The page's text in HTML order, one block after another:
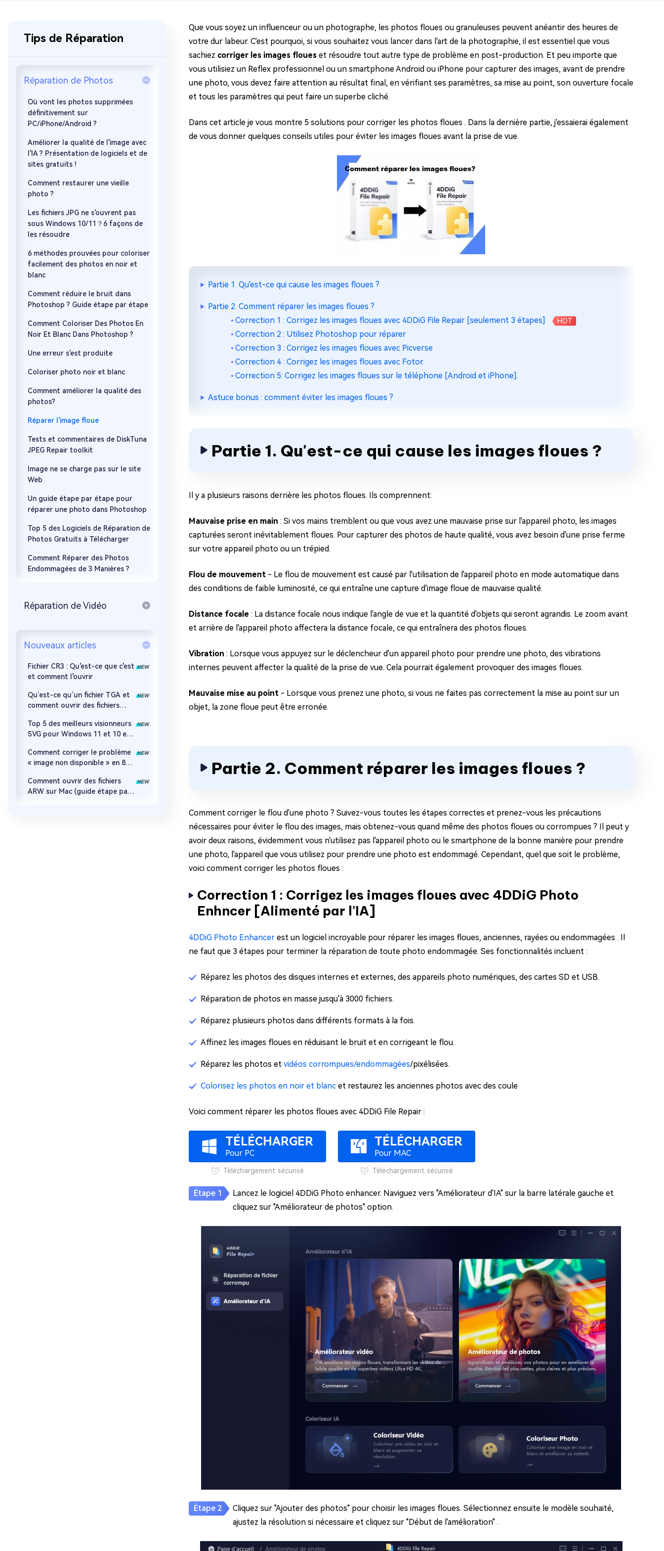
corrompus
Réparer les problèmes Mac
gratuitement
Tips de Réparation
Réparation de Photos
Où vont les photos supprimées
définitivement sur
PC/iPhone/Android ?
Améliorer la qualité de l'image avec
l'IA ? Présentation de logiciels et de
sites gratuits !
Comment restaurer une vieille
photo ?
Les fichiers JPG ne s'ouvrent pas
sous Windows 10/11？6 façons de
les résoudre
6 méthodes prouvées pour coloriser
facilement des photos en noir et
blanc
Comment réduire le bruit dans
Photoshop ? Guide étape par étape
Comment Coloriser Des Photos En
Noir Et Blanc Dans Photoshop ?
Une erreur s'est produite
Coloriser photo noir et blanc
Comment améliorer la qualité des
photos?
Réparer l'image floue
Tests et commentaires de DiskTuna
JPEG Repair toolkit
Image ne se charge pas sur le site
Web
Un guide étape par étape pour
réparer une photo dans Photoshop
Top 5 des Logiciels de Réparation de
Photos Gratuits à Télécharger
Comment Réparer des Photos
Endommagées de 3 Manières ?
Réparation de Vidéo
Nouveaux articles
Fichier CR3 : Qu'est-ce que c'est
et comment l'ouvrir
Qu’est-ce qu’un fichier TGA et
comment ouvrir des fichiers
?
Top 5 des meilleurs visionneurs
SVG pour Windows 11 et 10 en
Comment corriger le problème
« image non disponible » en 8
Comment ouvrir des fichiers
ARW sur Mac (guide étape par
Que vous soyez un influenceur ou un photographe, les photos floues ou granuleuses peuvent anéantir des heures de
votre dur labeur. C'est pourquoi, si vous souhaitez vous lancer dans l'art de la photographie, il est essentiel que vous
sachiez corriger les images floues et résoudre tout autre type de problème en post-production. Et peu importe que
vous utilisiez un Reflex professionnel ou un smartphone Android ou iPhone pour capturer des images, avant de prendre
une photo, vous devez faire attention au résultat final, en vérifiant ses paramètres, sa mise au point, son ouverture focale
et tous les paramètres qui peut faire un superbe cliché.
Dans cet article je vous montre 5 solutions pour corriger les photos floues . Dans la dernière partie, j'essaierai également
de vous donner quelques conseils utiles pour éviter les images floues avant la prise de vue.
Partie 1. Qu'est-ce qui cause les images floues ?
Partie 2. Comment réparer les images floues ?
Correction 1 : Corrigez les images floues avec 4DDiG File Repair [seulement 3 étapes]
HOT
Correction 2 : Utilisez Photoshop pour réparer
Correction 3 : Corrigez les images floues avec Picverse
Correction 4 : Corrigez les images floues avec Fotor.
Correction 5: Corrigez les images floues sur le téléphone [Android et iPhone].
Astuce bonus : comment éviter les images floues ?
Partie 1. Qu'est-ce qui cause les images floues ?
Il y a plusieurs raisons derrière les photos floues. Ils comprennent:
Mauvaise prise en main : Si vos mains tremblent ou que vous avez une mauvaise prise sur l'appareil photo, les images
capturées seront inévitablement floues. Pour capturer des photos de haute qualité, vous avez besoin d'une prise ferme
sur votre appareil photo ou un trépied.
Flou de mouvement - Le flou de mouvement est causé par l'utilisation de l'appareil photo en mode automatique dans
des conditions de faible luminosité, ce qui entraîne une capture d'image floue de mauvaise qualité.
Distance focale : La distance focale nous indique l'angle de vue et la quantité d'objets qui seront agrandis. Le zoom avant
et arrière de l'appareil photo affectera la distance focale, ce qui entraînera des photos floues.
Vibration : Lorsque vous appuyez sur le déclencheur d'un appareil photo pour prendre une photo, des vibrations
internes peuvent affecter la qualité de la prise de vue. Cela pourrait également provoquer des images floues.
Mauvaise mise au point - Lorsque vous prenez une photo, si vous ne faites pas correctement la mise au point sur un
objet, la zone floue peut être erronée.
Partie 2. Comment réparer les images floues ?
Comment corriger le flou d'une photo ? Suivez-vous toutes les étapes correctes et prenez-vous les précautions
nécessaires pour éviter le flou des images, mais obtenez-vous quand même des photos floues ou corrompues ? Il peut y
avoir deux raisons, évidemment vous n'utilisez pas l'appareil photo ou le smartphone de la bonne manière pour prendre
une photo, l'appareil que vous utilisez pour prendre une photo est endommagé. Cependant, quel que soit le problème,
voici comment corriger les photos floues :
Correction 1 : Corrigez les images floues avec 4DDiG Photo
Enhncer [Alimenté par l'IA]
4DDiG Photo Enhancer est un logiciel incroyable pour réparer les images floues, anciennes, rayées ou endommagées . Il
ne faut que 3 étapes pour terminer la réparation de toute photo endommagée. Ses fonctionnalités incluent :
Réparez les photos des disques internes et externes, des appareils photo numériques, des cartes SD et USB.
Réparation de photos en masse jusqu'à 3000 fichiers.
Réparez plusieurs photos dans différents formats à la fois.
Affinez les images floues en réduisant le bruit et en corrigeant le flou.
Réparez les photos et vidéos corrompues/endommagées/pixélisées.
Colorisez les photos en noir et blanc et restaurez les anciennes photos avec des coule
Voici comment réparer les photos floues avec 4DDiG File Repair :
TÉLÉCHARGER
Pour PC
Téléchargement sécurisé
TÉLÉCHARGER
Pour MAC
Téléchargement sécurisé
Lancez le logiciel 4DDiG Photo enhancer. Naviguez vers "Améliorateur d'IA" sur la barre latérale gauche et
cliquez sur "Améliorateur de photos" option.
Cliquez sur "Ajouter des photos" pour choisir les images floues. Sélectionnez ensuite le modèle souhaité,
ajustez la résolution si nécessaire et cliquez sur "Début de l'amélioration" .